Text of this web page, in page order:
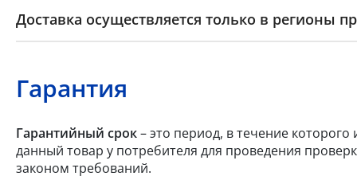
Доставка осуществляется только в регионы
Гарантия
Гарантийный срок– это период, в течение которого
данный товар у потребителя для проведения
законом требований.